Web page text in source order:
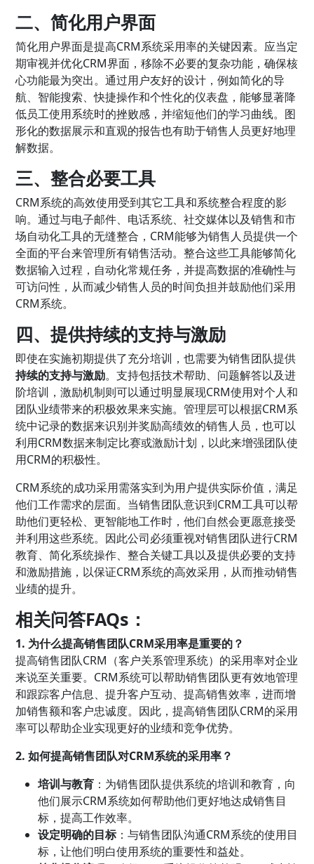
二、简化用户界面
简化用户界面是提高CRM系统采用率的关键因素。应当定
期审视并优化CRM界面，移除不必要的复杂功能，确保核
心功能最为突出。通过用户友好的设计，例如简化的导
航、智能搜索、快捷操作和个性化的仪表盘，能够显著降
低员工使用系统时的挫败感，并缩短他们的学习曲线。图
形化的数据展示和直观的报告也有助于销售人员更好地理
解数据。
三、整合必要工具
CRM系统的高效使用受到其它工具和系统整合程度的影
响。通过与电子邮件、电话系统、社交媒体以及销售和市
场自动化工具的无缝整合，CRM能够为销售人员提供一个
全面的平台来管理所有销售活动。整合这些工具能够简化
数据输入过程，自动化常规任务，并提高数据的准确性与
可访问性，从而减少销售人员的时间负担并鼓励他们采用
CRM系统。
四、提供持续的支持与激励
即使在实施初期提供了充分培训，也需要为销售团队提供
持续的支持与激励。支持包括技术帮助、问题解答以及进
阶培训，激励机制则可以通过明显展现CRM使用对个人和
团队业绩带来的积极效果来实施。管理层可以根据CRM系
统中记录的数据来识别并奖励高绩效的销售人员，也可以
利用CRM数据来制定比赛或激励计划，以此来增强团队使
用CRM的积极性。
CRM系统的成功采用需落实到为用户提供实际价值，满足
他们工作需求的层面。当销售团队意识到CRM工具可以帮
助他们更轻松、更智能地工作时，他们自然会更愿意接受
并利用这些系统。因此公司必须重视对销售团队进行CRM
教育、简化系统操作、整合关键工具以及提供必要的支持
和激励措施，以保证CRM系统的高效采用，从而推动销售
业绩的提升。
相关问答FAQs：
1. 为什么提高销售团队CRM采用率是重要的？
提高销售团队CRM（客户关系管理系统）的采用率对企业
来说至关重要。CRM系统可以帮助销售团队更有效地管理
和跟踪客户信息、提升客户互动、提高销售效率，进而增
加销售额和客户忠诚度。因此，提高销售团队CRM的采用
率可以帮助企业实现更好的业绩和竞争优势。
2. 如何提高销售团队对CRM系统的采用率？
培训与教育 ：为销售团队提供系统的培训和教育，向
他们展示CRM系统如何帮助他们更好地达成销售目
标，提高工作效率。
设定明确的目标：与销售团队沟通CRM系统的使用目
标，让他们明白使用系统的重要性和益处。